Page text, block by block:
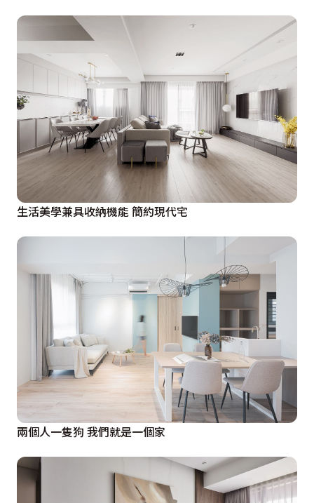
生活美學兼具收納機能 簡約現代宅
兩個人一隻狗 我們就是一個家